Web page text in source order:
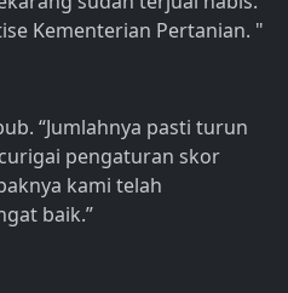
Kementerian Pertanian. "
“Jumlahnya pasti turun
pengaturan skor
kami telah
baik.”